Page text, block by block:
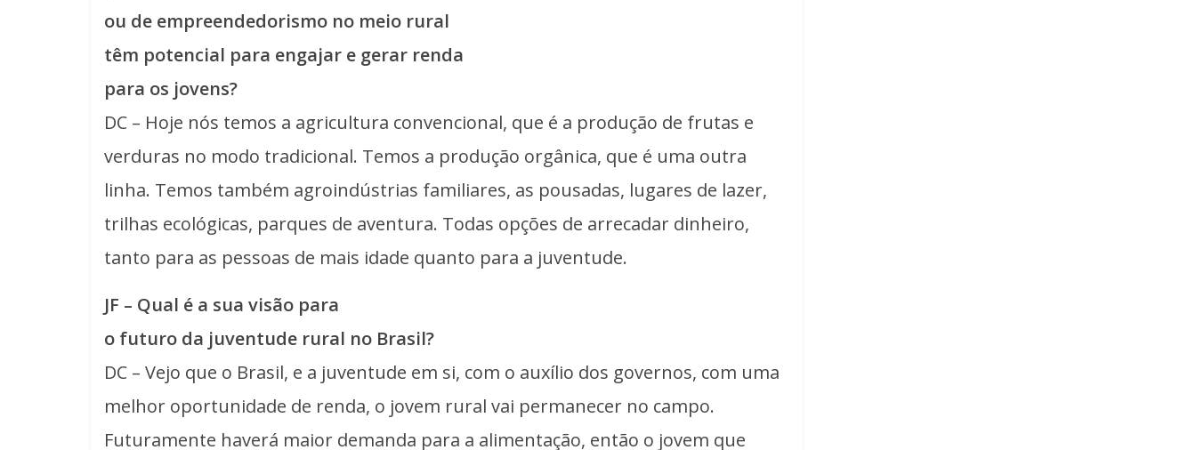
ou de empreendedorismo no meio rural
têm potencial para engajar e gerar renda
para os jovens?
DC – Hoje nós temos a agricultura convencional, que é a produção de frutas e
verduras no modo tradicional. Temos a produção orgânica, que é uma outra
linha. Temos também agroindústrias familiares, as pousadas, lugares de lazer,
trilhas ecológicas, parques de aventura. Todas opções de arrecadar dinheiro,
tanto para as pessoas de mais idade quanto para a juventude.
JF – Qual é a sua visão para
o futuro da juventude rural no Brasil?
DC – Vejo que o Brasil, e a juventude em si, com o auxílio dos governos, com uma
melhor oportunidade de renda, o jovem rural vai permanecer no campo.
Futuramente haverá maior demanda para a alimentação, então o jovem que